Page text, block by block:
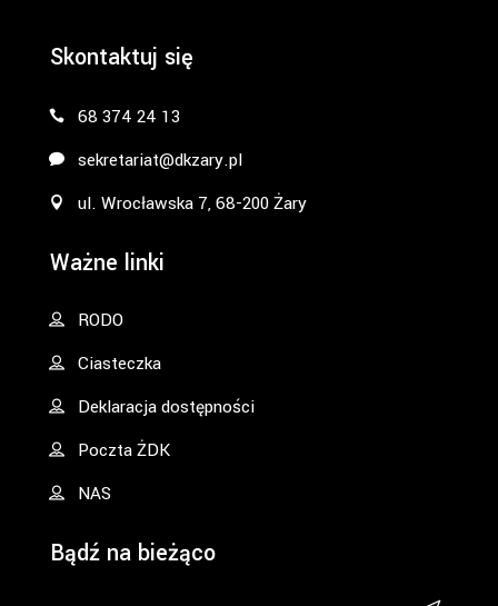
Skontaktuj się
68 374 24 13
sekretariat@dkzary.pl
ul. Wrocławska 7, 68-200 Żary
Ważne linki
RODO
Ciasteczka
Deklaracja dostępności
Poczta ŻDK
NAS
Bądź na bieżąco